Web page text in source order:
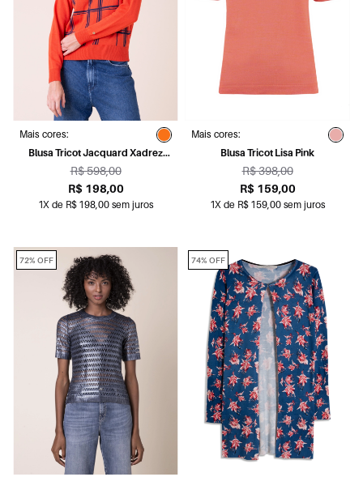
Mais cores:
Blusa Tricot Jacquard Xadrez
Laranja
R$ 598,00
R$ 198,00
1X de R$ 198,00 sem juros
Mais cores:
Blusa Tricot Lisa Pink
R$ 398,00
R$ 159,00
1X de R$ 159,00 sem juros
72% OFF 74% OFF